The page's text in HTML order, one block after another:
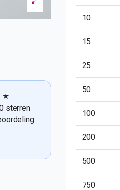
★
sterren
10
15
25
50
100
200
500
750